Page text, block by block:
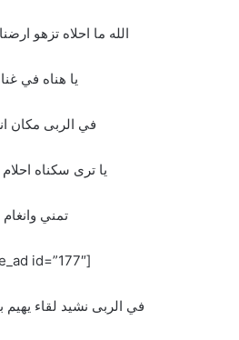
الله ما احلاه تزهو
يا هناه في
في الربى مكان
يا ترى سكناه احلام
تمني وانغام
[the_ad id=”177″]
في الربى نشيد لقاء يهيم